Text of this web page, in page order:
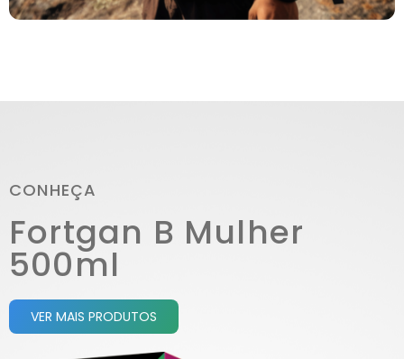
CONHEÇA
Fortgan B Mulher
500ml
VER MAIS PRODUTOS